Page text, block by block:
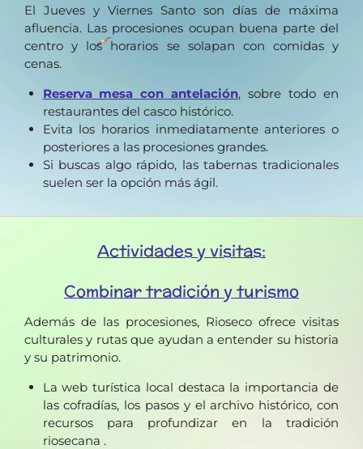
El Jueves y Viernes Santo son días de máxima
afluencia. Las procesiones ocupan buena parte del
centro y los horarios se solapan con comidas y
cenas.
Reserva mesa con antelación, sobre todo en
restaurantes del casco histórico.
Evita los horarios inmediatamente anteriores o
posteriores a las procesiones grandes.
Si buscas algo rápido, las tabernas tradicionales
suelen ser la opción más ágil.
Actividades y visitas:
Combinar tradición y turismo
Además de las procesiones, Rioseco ofrece visitas
culturales y rutas que ayudan a entender su historia
y su patrimonio.
La web turística local destaca la importancia de
las cofradías, los pasos y el archivo histórico, con
recursos para profundizar en la tradición
riosecana .